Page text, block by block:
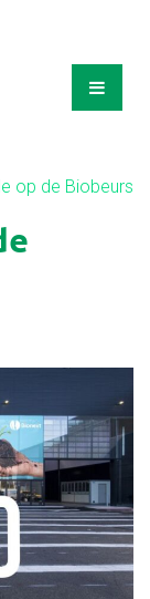
op de Biobeurs